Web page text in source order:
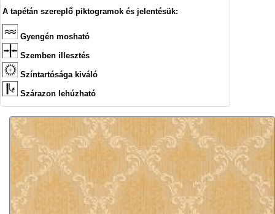
A tapétán szereplő piktogramok és jelentésük:
Gyengén mosható
Szemben illesztés
Színtartósága kiváló
Szárazon lehúzható